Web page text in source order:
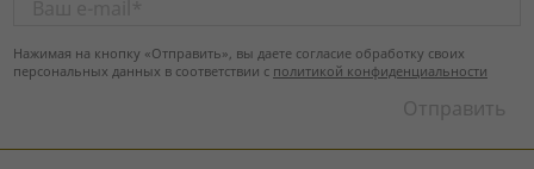
Нажимая на кнопку «Отправить», вы даете согласие обработку своих
персональных данных в соответствии с политикой конфиденциальности